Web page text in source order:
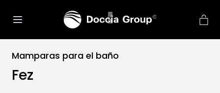
Mamparas para el baño
Fez